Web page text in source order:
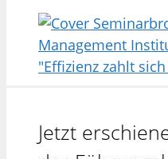
Jetzt